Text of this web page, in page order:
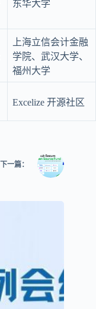
东华大学
上海立信会计金融
学院、武汉大学、
福州大学
Excelize 开源社区
下一篇：